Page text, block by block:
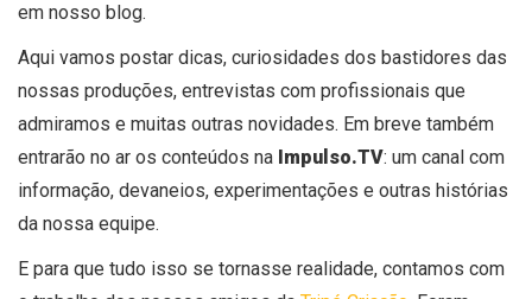
em nosso blog.
Aqui vamos postar dicas, curiosidades dos bastidores das
nossas produções, entrevistas com profissionais que
admiramos e muitas outras novidades. Em breve também
entrarão no ar os conteúdos na Impulso.TV: um canal com
informação, devaneios, experimentações e outras histórias
da nossa equipe.
E para que tudo isso se tornasse realidade, contamos com